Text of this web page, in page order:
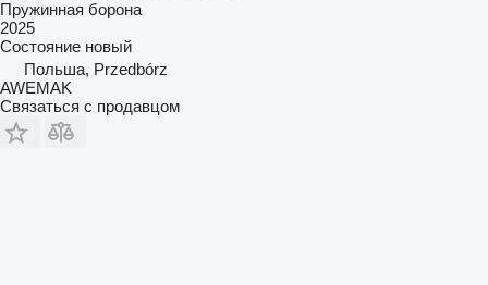
Пружинная борона
2025
Состояние новый
Польша, Przedbórz
AWEMAK
Связаться с продавцом